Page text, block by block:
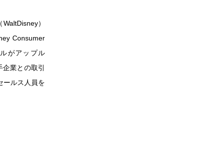
）
Consumer
がアップル
業との取引
ールス人員を